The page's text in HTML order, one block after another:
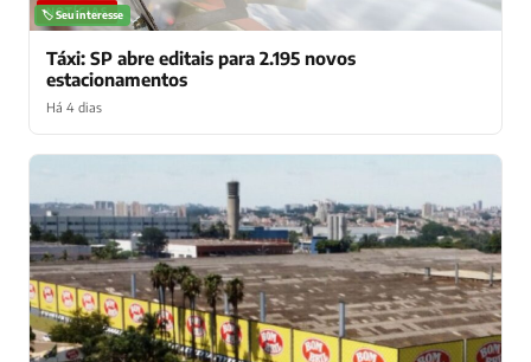
NOTÍCIAS
🏷️ Seu interesse
Táxi: SP abre editais para 2.195 novos
estacionamentos
Há 4 dias